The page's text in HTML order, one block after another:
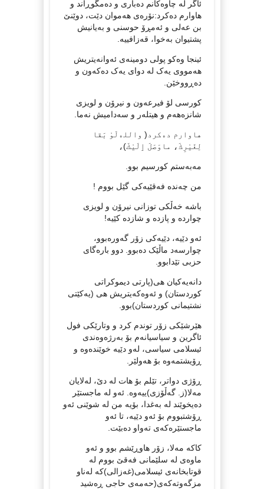
ئاگر لە چاوەکانم دەباری و دەمگوڕاند و
هاوارم دەکرد:نۆرەی هەموان دێت، دوێنێ
بن عەلی و ئەمڕۆ حوسنی و بەیانیش
پشتیوان بەخوا، قەزافییە.
ئینجا وەکو پولی دومینەی ئەوانەیتریش
هەمووی یەک لە دوای یەک دەکەون و
دەڕووخێن.
کورسی لۆ فیرعەون و نیرۆن و لویزی
شانزەهەم و هیتلەر و سەدامیش نەما.
هاوارم دەکرد( واللەلَوْ بَقا
لِغَیْرِكَ، ماوَصَلَ ٳلَیْكَ)،
مەبەستم کورسیم بوو.
من چەندە فەقێیەکی گێل بووم !
باشە خەڵکی توزانی نیرۆن و لویزی
چواردە و پازدە و شازدە کێیە!
ئەو دێیە، دێیەکی زۆر گەورەبوو،
چوارسەد ماڵێک دەبوو. دوو بارەگای
حزبی تێدابوو.
دانەیەکیان هی(پارتی دیموکراتی
کوردستان) و ئەوەکەیتریش هی (یەکێتی
نشتیمانی کوردستان)بوو.
هێرشێکی زۆر توندم کرد و وتارێکی فول
ئاگرین و سیاسیانەم بۆ بەرژەوەندی
ئیسلامی سیاسی، لەو دێیه خوێندەوە و
ڕۆیشتمەوە بۆ هەولێر.
ڕۆژی دواتر، تێلم بۆ هات لە دێ، لەلایان
مەلا(ز. گەڵۆزی)ییەوە. ئەو لە ماجستێر
دەیخوێند لە بەغدا، بۆیە من لە شوێنی ئەو
ڕۆشتبووم بۆ ئەو دێیە، تا ئەو
ماجستێرەکەی تەواو دەبێت.
کاکە مەلا، زۆر هاوڕێشم بوو و ئەو
ماوەی لە سلێمانی فەقێ بووم لە
قوتابخانەی ئیسلامی(غەزالی)کە لەناو
مزگەوتەکەی(حەمەی حاجی ڕەشید